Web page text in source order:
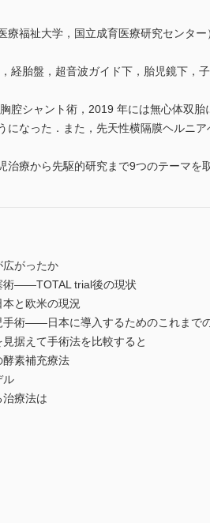
福祉大学，国立成育医療研究センター
経胎盤，超音波ガイド下，胎児鏡下，
腔シャント術，2019 年には無心体双
になった．また，先天性横隔膜ヘルニ
治療から先駆的研究まで9つのテーマを
がったか
術――TOTAL trial後の現状
と欧米の現況
術――日本に導入するためのこれまで
据えて手術法を比較すると
素補充療法
ル
療法は